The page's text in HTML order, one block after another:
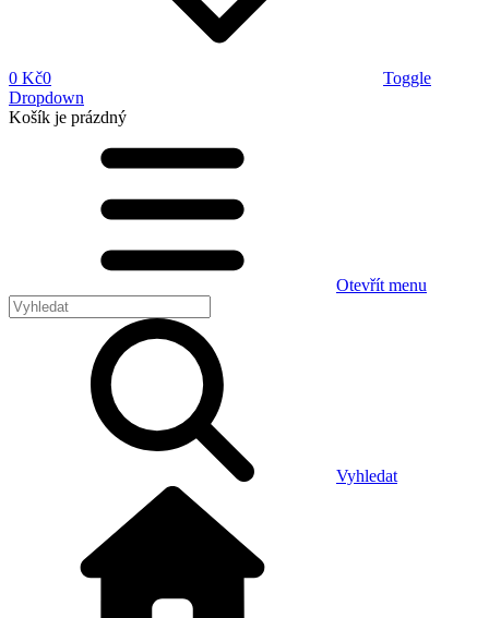
0 Kč0
Toggle
Dropdown
Košík je prázdný
Otevřít menu
Vyhledat